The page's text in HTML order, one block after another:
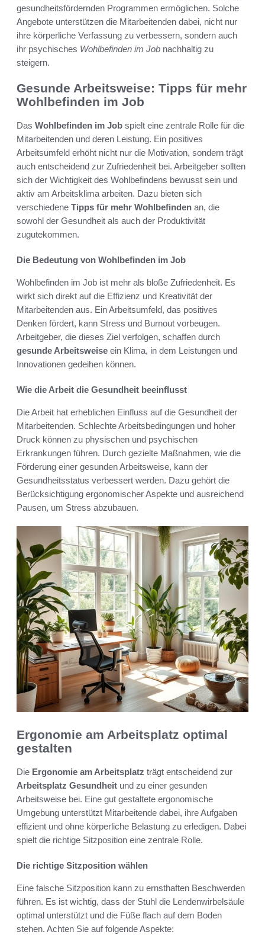
gesundheitsfördernden Programmen ermöglichen. Solche
Angebote unterstützen die Mitarbeitenden dabei, nicht nur
ihre körperliche Verfassung zu verbessern, sondern auch
ihr psychisches Wohlbefinden im Job nachhaltig zu
steigern.
Gesunde Arbeitsweise: Tipps für mehr
Wohlbefinden im Job
Das Wohlbefinden im Job spielt eine zentrale Rolle für die
Mitarbeitenden und deren Leistung. Ein positives
Arbeitsumfeld erhöht nicht nur die Motivation, sondern trägt
auch entscheidend zur Zufriedenheit bei. Arbeitgeber sollten
sich der Wichtigkeit des Wohlbefindens bewusst sein und
aktiv am Arbeitsklima arbeiten. Dazu bieten sich
verschiedene Tipps für mehr Wohlbefinden an, die
sowohl der Gesundheit als auch der Produktivität
zugutekommen.
Die Bedeutung von Wohlbefinden im Job
Wohlbefinden im Job ist mehr als bloße Zufriedenheit. Es
wirkt sich direkt auf die Effizienz und Kreativität der
Mitarbeitenden aus. Ein Arbeitsumfeld, das positives
Denken fördert, kann Stress und Burnout vorbeugen.
Arbeitgeber, die dieses Ziel verfolgen, schaffen durch
gesunde Arbeitsweise ein Klima, in dem Leistungen und
Innovationen gedeihen können.
Wie die Arbeit die Gesundheit beeinflusst
Die Arbeit hat erheblichen Einfluss auf die Gesundheit der
Mitarbeitenden. Schlechte Arbeitsbedingungen und hoher
Druck können zu physischen und psychischen
Erkrankungen führen. Durch gezielte Maßnahmen, wie die
Förderung einer gesunden Arbeitsweise, kann der
Gesundheitsstatus verbessert werden. Dazu gehört die
Berücksichtigung ergonomischer Aspekte und ausreichend
Pausen, um Stress abzubauen.
Ergonomie am Arbeitsplatz optimal
gestalten
Die Ergonomie am Arbeitsplatz trägt entscheidend zur
Arbeitsplatz Gesundheit und zu einer gesunden
Arbeitsweise bei. Eine gut gestaltete ergonomische
Umgebung unterstützt Mitarbeitende dabei, ihre Aufgaben
effizient und ohne körperliche Belastung zu erledigen. Dabei
spielt die richtige Sitzposition eine zentrale Rolle.
Die richtige Sitzposition wählen
Eine falsche Sitzposition kann zu ernsthaften Beschwerden
führen. Es ist wichtig, dass der Stuhl die Lendenwirbelsäule
optimal unterstützt und die Füße flach auf dem Boden
stehen. Achten Sie auf folgende Aspekte: